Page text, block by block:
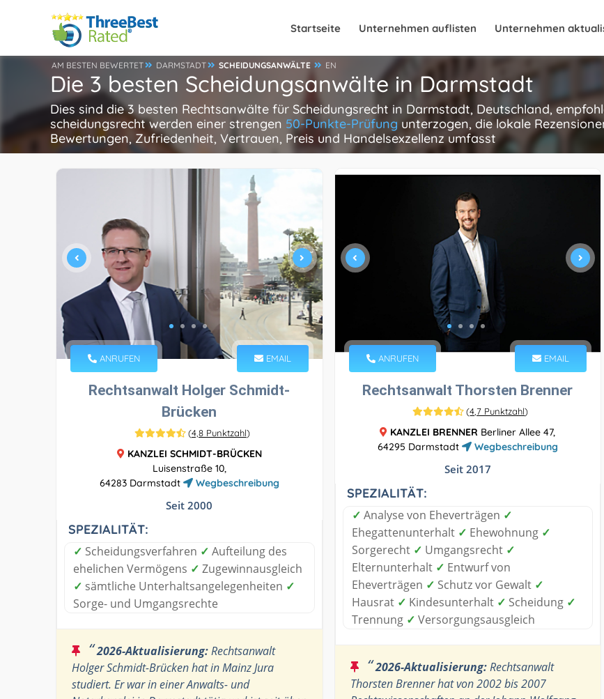
Startseite Unternehmen auflisten Unternehmen
AM BESTEN BEWERTET DARMSTADT SCHEIDUNGSANWÄLTE EN
Die 3 besten Scheidungsanwälte in Darmstadt
Dies sind die 3 besten Rechtsanwälte für Scheidungsrecht in Darmstadt, Deutschland,
scheidungsrecht werden einer strengen 50-Punkte-Prüfung unterzogen, die lokale
Bewertungen, Zufriedenheit, Vertrauen, Preis und Handelsexzellenz umfasst
ANRUFEN EMAIL
Rechtsanwalt Holger Schmidt-
Brücken
(4,8 Punktzahl)
KANZLEI SCHMIDT-BRÜCKEN
Luisenstraße 10,
64283 Darmstadt
Wegbeschreibung
Seit 2000
SPEZIALITÄT:
✓ Scheidungsverfahren ✓ Aufteilung des
ehelichen Vermögens ✓ Zugewinnausgleich
✓ sämtliche Unterhaltsangelegenheiten ✓
Sorge- und Umgangsrechte
“2026-Aktualisierung:Rechtsanwalt
Holger Schmidt-Brücken hat in Mainz Jura
studiert. Er war in einer Anwalts- und
ANRUFEN EMAIL
Rechtsanwalt Thorsten Brenner
(4,7 Punktzahl)
KANZLEI BRENNER Berliner Allee 47,
64295 Darmstadt
Wegbeschreibung
Seit 2017
SPEZIALITÄT:
✓ Analyse von Eheverträgen ✓
Ehegattenunterhalt ✓ Ehewohnung ✓
Sorgerecht ✓ Umgangsrecht ✓
Elternunterhalt ✓ Entwurf von
Eheverträgen ✓ Schutz vor Gewalt ✓
Hausrat ✓ Kindesunterhalt ✓ Scheidung ✓
Trennung ✓ Versorgungsausgleich
“2026-Aktualisierung:Rechtsanwalt
Thorsten Brenner hat von 2002 bis 2007